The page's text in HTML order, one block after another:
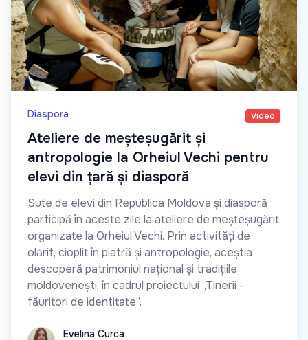
Diaspora Video
Ateliere de meșteșugărit și
antropologie la Orheiul Vechi pentru
elevi din țară și diasporă
Sute de elevi din Republica Moldova și diasporă
participă în aceste zile la ateliere de meșteșugărit
organizate la Orheiul Vechi. Prin activități de
olărit, cioplit în piatră și antropologie, aceștia
descoperă patrimoniul național și tradițiile
moldovenești, în cadrul proiectului „Tinerii -
făuritori de identitate”.
Evelina CurcaEvelina Curca